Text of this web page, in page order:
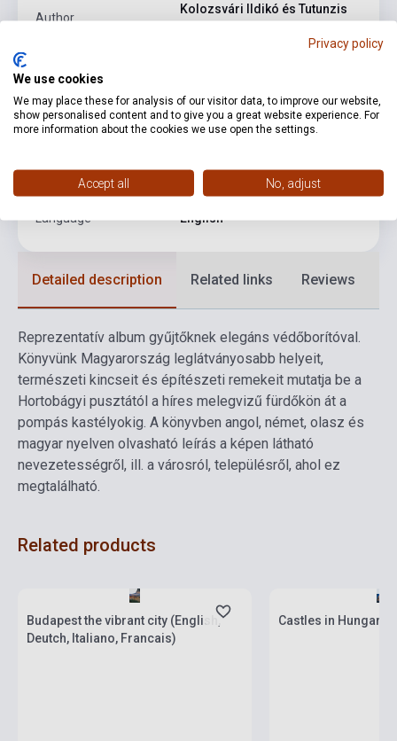
Author
Kolozsvári Ildikó és Tutunzis
Publisher CASTELOART KIADÓ
Language English
Detailed description Related links Reviews
Reprezentatív album gyűjtőknek elegáns védőborítóval.
Könyvünk Magyarország leglátványosabb helyeit,
természeti kincseit és építészeti remekeit mutatja be a
Hortobágyi pusztától a híres melegvizű fürdőkön át a
pompás kastélyokig. A könyvben angol, német, olasz és
magyar nyelven olvasható leírás a képen látható
nevezetességről, ill. a városról, településről, ahol ez
megtalálható.
Related products
Budapest the vibrant city (English,
Deutch, Italiano, Francais)
Castles in Hungary
Privacy policy
We use cookies
We may place these for analysis of our visitor data, to improve our website,
show personalised content and to give you a great website experience. For
more information about the cookies we use open the settings.
Accept all No, adjust